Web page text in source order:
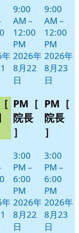
9:00
AM –
12:00
PM
2026年
8月22
日
PM［
院長
］
3:00
PM –
6:00
PM
2026年
8月22
日
9:00
AM –
12:00
PM
2026年
8月23
日
PM［
院長
］
3:00
PM –
6:00
PM
2026年
8月23
日